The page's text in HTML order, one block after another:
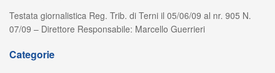
Testata giornalistica Reg. Trib. di Terni il 05/06/09 al nr. 905 N.
07/09 – Direttore Responsabile: Marcello Guerrieri
Categorie